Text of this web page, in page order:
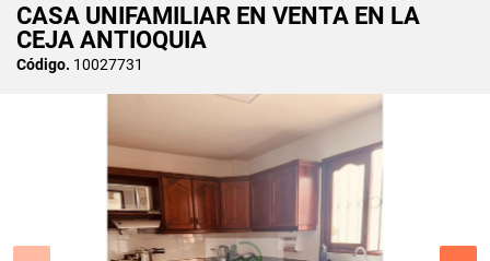
CASA UNIFAMILIAR EN VENTA EN LA
CEJA ANTIOQUIA
Código. 10027731